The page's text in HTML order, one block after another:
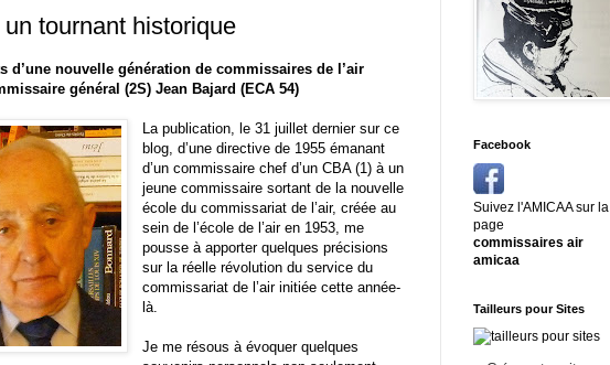
un tournant historique
d’une nouvelle génération de commissaires de l’air
général (2S) Jean Bajard (ECA 54)
La publication, le 31 juillet dernier sur ce
blog, d’une directive de 1955 émanant
d’un commissaire chef d’un CBA (1) à un
jeune commissaire sortant de la nouvelle
école du commissariat de l’air, créée au
sein de l’école de l’air en 1953, me
pousse à apporter quelques précisions
sur la réelle révolution du service du
commissariat de l’air initiée cette année-
là.
Je me résous à évoquer quelques
Facebook
Suivez l'AMICAA sur la
page
commissaires air
amicaa
Tailleurs pour Sites